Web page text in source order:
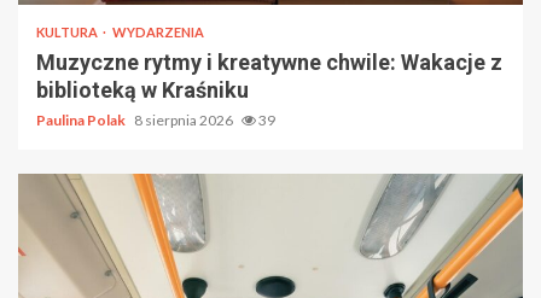
KULTURA WYDARZENIA
Muzyczne rytmy i kreatywne chwile: Wakacje z
biblioteką w Kraśniku
Paulina Polak 8 sierpnia 2026 39